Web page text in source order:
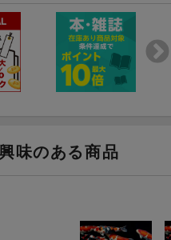
リック・ピアノ/ドラム/パー
ドラム
ロンボーン/ピアノ/ベース/
TO FOREVER
味のある商品